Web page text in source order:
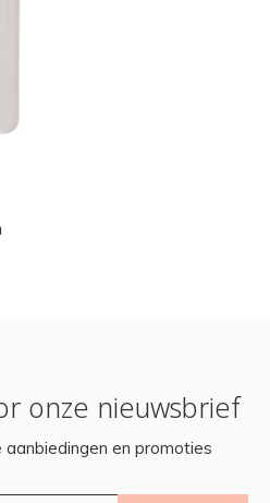
onze nieuwsbrief
en promoties